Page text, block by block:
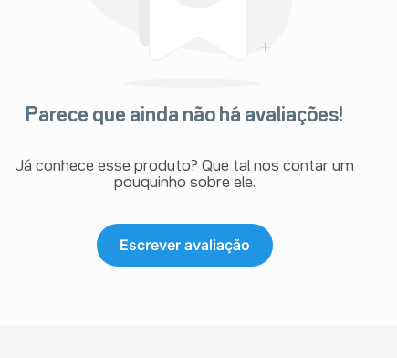
Parece que ainda não há avaliações!
Já conhece esse produto? Que tal nos contar um
pouquinho sobre ele.
Escrever avaliação